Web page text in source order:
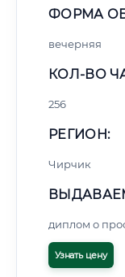
ФОРМА
вечерняя
КОЛ-ВО
256
РЕГИОН:
Чирчик
диплом о
Узнать цену